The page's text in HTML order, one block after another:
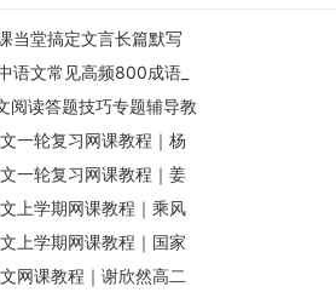
当堂搞定文言长篇默写
语文常见高频800成语_
阅读答题技巧专题辅导教
一轮复习网课教程｜杨
视频教程
一轮复习网课教程｜姜
班视频教程
上学期网课教程｜乘风
上学期网课教程｜国家
程网课教程｜谢欣然高二